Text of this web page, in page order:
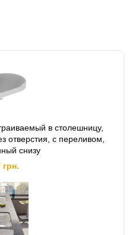
в столешницу,
отверстия, с переливом,
снизу
грн.